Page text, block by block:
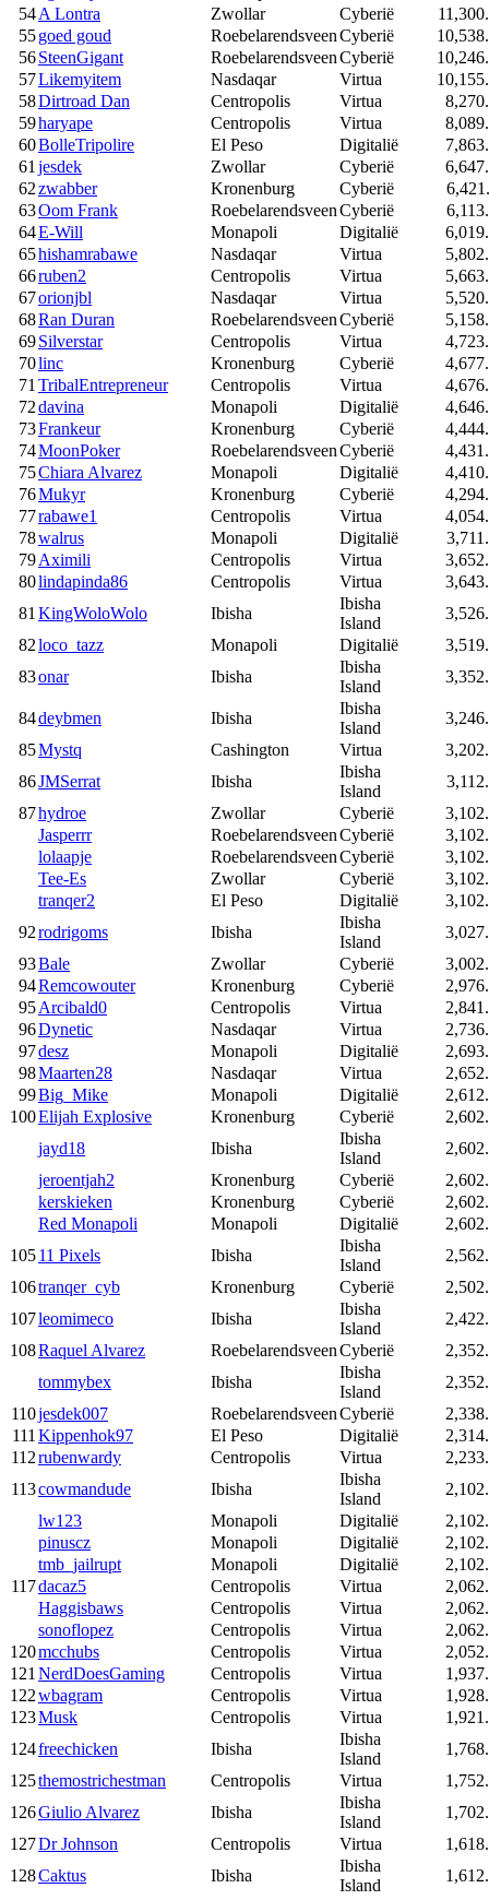
54A Lontra Zwollar Cyberië
55goed goud RoebelarendsveenCyberië
56SteenGigant RoebelarendsveenCyberië
57Likemyitem Nasdaqar Virtua
58Dirtroad Dan Centropolis Virtua
59haryape Centropolis Virtua
60BolleTripolire El Peso Digitalië
61 jesdek Zwollar Cyberië
62zwabber Kronenburg Cyberië
63Oom Frank RoebelarendsveenCyberië
64E-Will Monapoli Digitalië
65hishamrabawe Nasdaqar Virtua
66ruben2 Centropolis Virtua
67orionjbl Nasdaqar Virtua
68Ran Duran RoebelarendsveenCyberië
69Silverstar Centropolis Virtua
70linc Kronenburg Cyberië
71 TribalEntrepreneur Centropolis Virtua
72davina Monapoli Digitalië
73Frankeur Kronenburg Cyberië
74MoonPoker RoebelarendsveenCyberië
75Chiara Alvarez Monapoli Digitalië
76Mukyr Kronenburg Cyberië
77rabawe1 Centropolis Virtua
78walrus Monapoli Digitalië
79Aximili Centropolis Virtua
80lindapinda86 Centropolis Virtua
81 KingWoloWolo Ibisha
Ibisha
Island
82loco_tazz Monapoli Digitalië
83onar Ibisha
Ibisha
Island
84deybmen Ibisha
Ibisha
Island
85Mystq Cashington Virtua
86JMSerrat Ibisha
Ibisha
Island
87hydroe Zwollar Cyberië
Jasperrr
RoebelarendsveenCyberië
lolaapje
RoebelarendsveenCyberië
Tee-Es
Zwollar Cyberië
tranqer2
El Peso Digitalië
92rodrigoms Ibisha
Ibisha
Island
93Bale Zwollar Cyberië
94Remcowouter Kronenburg Cyberië
95Arcibald0 Centropolis Virtua
96Dynetic Nasdaqar Virtua
97desz Monapoli Digitalië
98Maarten28 Nasdaqar Virtua
99Big_Mike Monapoli Digitalië
100Elijah Explosive Kronenburg Cyberië
jayd18
Ibisha
Ibisha
Island
jeroentjah2
Kronenburg Cyberië
kerskieken
Kronenburg Cyberië
Red Monapoli
Monapoli Digitalië
10511 Pixels Ibisha
Ibisha
Island
106tranqer_cyb Kronenburg Cyberië
107leomimeco Ibisha
Ibisha
Island
108Raquel Alvarez RoebelarendsveenCyberië
tommybex
Ibisha
Ibisha
Island
110jesdek007 RoebelarendsveenCyberië
111 Kippenhok97 El Peso Digitalië
112rubenwardy Centropolis Virtua
113cowmandude Ibisha
Ibisha
Island
lw123
Monapoli Digitalië
pinuscz
Monapoli Digitalië
tmb_jailrupt
Monapoli Digitalië
117dacaz5 Centropolis Virtua
Haggisbaws
Centropolis Virtua
sonoflopez
Centropolis Virtua
120mcchubs Centropolis Virtua
121 NerdDoesGaming Centropolis Virtua
122wbagram Centropolis Virtua
123Musk Centropolis Virtua
124freechicken Ibisha
Ibisha
Island
125themostrichestman Centropolis Virtua
126Giulio Alvarez Ibisha
Ibisha
Island
127Dr Johnson Centropolis Virtua
128Caktus Ibisha
Ibisha
Island